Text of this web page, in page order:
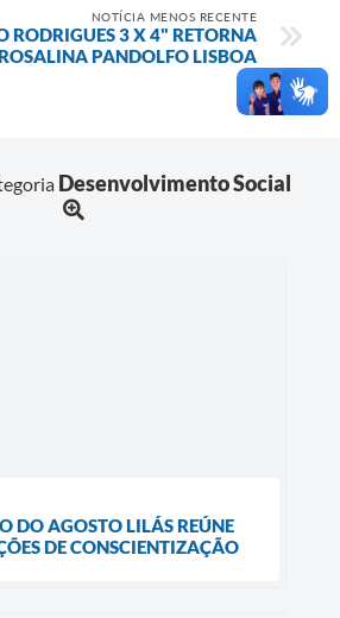
NOTÍCIA MENOS RECENTE
RODRIGUES 3 X 4" RETORNA
PANDOLFO LISBOA
Desenvolvimento Social
DO AGOSTO LILÁS REÚNE
DE CONSCIENTIZAÇÃO